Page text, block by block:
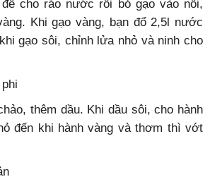
cho ráo nước rồi bỏ gạo vào nồi,
Khi gạo vàng, bạn đổ 2,5l nước
gạo sôi, chỉnh lửa nhỏ và ninh cho
thêm dầu. Khi dầu sôi, cho hành
đến khi hành vàng và thơm thì vớt